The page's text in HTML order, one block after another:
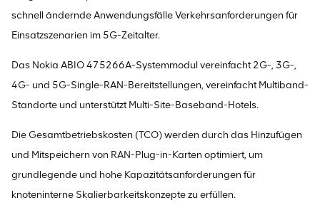
schnell ändernde Anwendungsfälle Verkehrsanforderungen für
Einsatzszenarien im 5G-Zeitalter.
Das Nokia ABIO 475266A-Systemmodul vereinfacht 2G-, 3G-,
4G- und 5G-Single-RAN-Bereitstellungen, vereinfacht Multiband-
Standorte und unterstützt Multi-Site-Baseband-Hotels.
Die Gesamtbetriebskosten (TCO) werden durch das Hinzufügen
und Mitspeichern von RAN-Plug-in-Karten optimiert, um
grundlegende und hohe Kapazitätsanforderungen für
knoteninterne Skalierbarkeitskonzepte zu erfüllen.